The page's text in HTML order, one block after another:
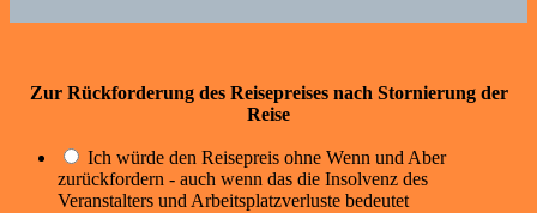
Zur Rückforderung des Reisepreises nach Stornierung der
Reise
Ich würde den Reisepreis ohne Wenn und Aber
zurückfordern - auch wenn das die Insolvenz des
Veranstalters und Arbeitsplatzverluste bedeutet